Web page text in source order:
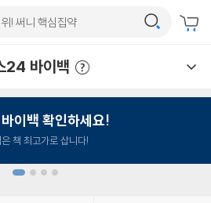
24 바이백
이백 확인하세요!
책 최고가로 삽니다!